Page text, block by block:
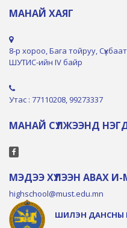
МАНАЙ ХАЯГ
8-р хороо, Бага тойруу,
ШУТИС-ийн IV байр
Утас : 77110208, 99273337
МАНАЙ СҮЛЖЭЭНД
МЭДЭЭ ХҮЛЭЭН АВАХ
highschool@must.edu.mn
ШИЛЭН ДАНСНЫ